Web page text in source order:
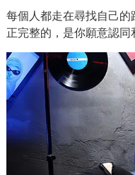
每個人都走在尋找自己
正完整的，是你願意認同